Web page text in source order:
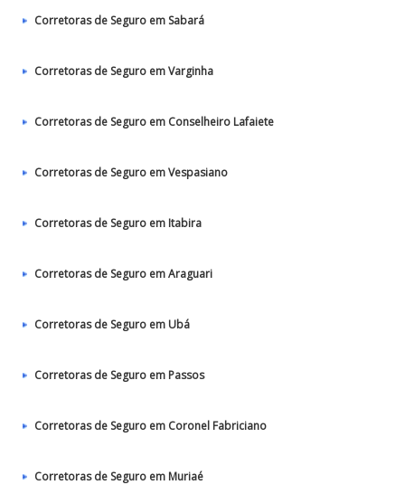
Corretoras de Seguro em Sabará
Corretoras de Seguro em Varginha
Corretoras de Seguro em Conselheiro Lafaiete
Corretoras de Seguro em Vespasiano
Corretoras de Seguro em Itabira
Corretoras de Seguro em Araguari
Corretoras de Seguro em Ubá
Corretoras de Seguro em Passos
Corretoras de Seguro em Coronel Fabriciano
Corretoras de Seguro em Muriaé